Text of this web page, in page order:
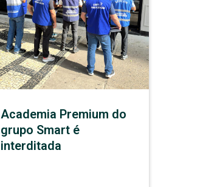
Academia Premium do
grupo Smart é
interditada